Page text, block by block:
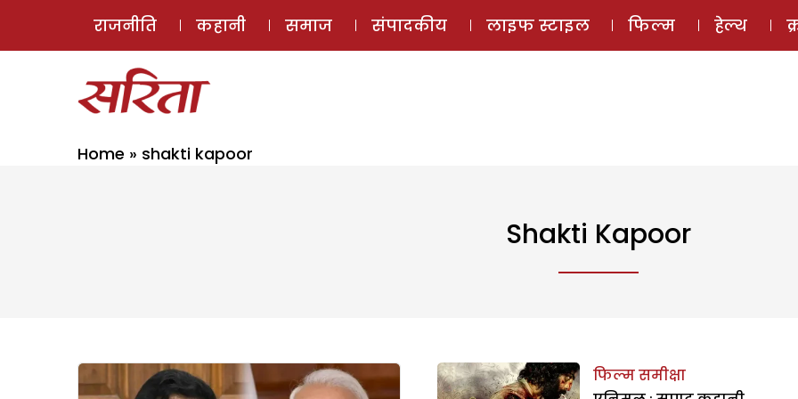
ई-मैगज़ीन
राजनीति कहानी समाज संपादकीय लाइफ स्टाइल फिल्म हेल्थ
Home » shakti kapoor
Shakti Kapoor
फिल्म समीक्षा